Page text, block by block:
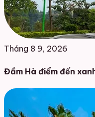
Tháng 8 9, 2026
Đầm Hà điểm đến